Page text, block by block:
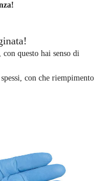
questo hai senso di
con che riempimento